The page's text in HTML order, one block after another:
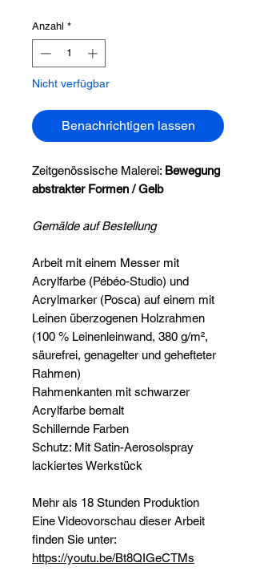
Anzahl *
Nicht verfügbar
Benachrichtigen lassen
Zeitgenössische Malerei: Bewegung
abstrakter Formen / Gelb
Gemälde auf Bestellung
Arbeit mit einem Messer mit
Acrylfarbe (Pébéo-Studio) und
Acrylmarker (Posca) auf einem mit
Leinen überzogenen Holzrahmen
(100 % Leinenleinwand, 380 g/m²,
säurefrei, genagelter und gehefteter
Rahmen)
Rahmenkanten mit schwarzer
Acrylfarbe bemalt
Schillernde Farben
Schutz: Mit Satin-Aerosolspray
lackiertes Werkstück
Mehr als 18 Stunden Produktion
Eine Videovorschau dieser Arbeit
finden Sie unter:
https://youtu.be/Bt8QIGeCTMs